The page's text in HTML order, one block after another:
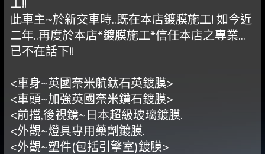
工!!
此車主~於新交車時..既在本店鍍膜施工! 如今近
二年..再度於本店*鍍膜施工*信任本店之專業...
已不在話下!!
<車身~英國奈米航鈦石英鍍膜>
<車頭~加強英國奈米鑽石鍍膜>
<前擋,後視鏡~日本超級玻璃鍍膜.
<外觀~燈具專用藥劑鍍膜.
<外觀~塑件(包括引擎室)鍍膜>